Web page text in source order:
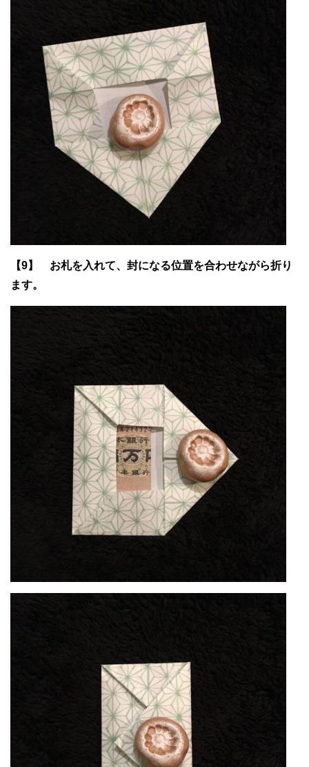
【9】 お札を入れて、封になる位置を合わせながら折り
ます。